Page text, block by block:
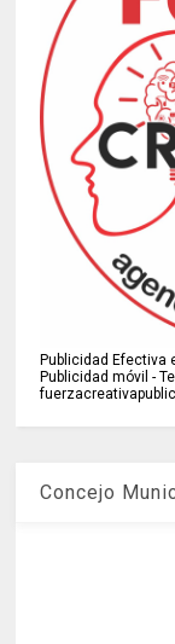
Publicidad Efectiva
Publicidad móvil -
Concejo